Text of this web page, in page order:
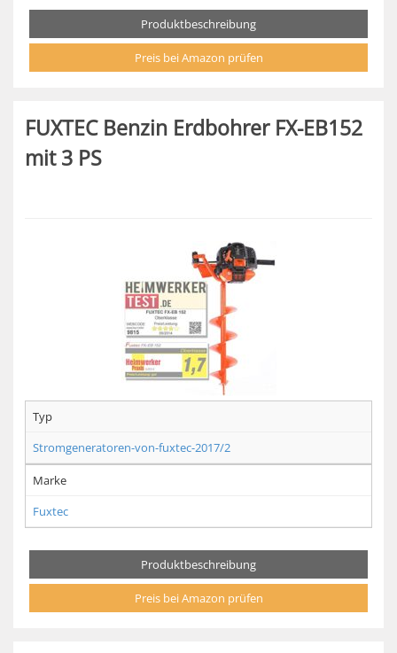
Produktbeschreibung
Preis bei Amazon prüfen
FUXTEC Benzin Erdbohrer FX-EB152
mit 3 PS
Typ
Stromgeneratoren-von-fuxtec-2017/2
Marke
Fuxtec
Produktbeschreibung
Preis bei Amazon prüfen